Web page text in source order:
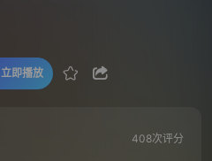
立即播放
408次评分